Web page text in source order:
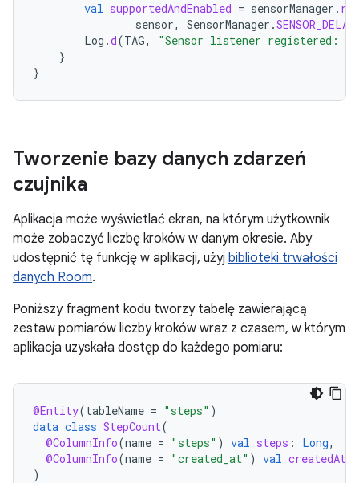
val supportedAndEnabled = sensorManager .
sensor, SensorManager .
Log .d(TAG, "Sensor listener registered:
}
}
Tworzenie bazy danych zdarzeń
czujnika
Aplikacja może wyświetlać ekran, na którym użytkownik
może zobaczyć liczbę kroków w danym okresie. Aby
udostępnić tę funkcję w aplikacji, użyj biblioteki trwałości
danych Room.
Poniższy fragment kodu tworzy tabelę zawierającą
zestaw pomiarów liczby kroków wraz z czasem, w którym
aplikacja uzyskała dostęp do każdego pomiaru:
@Entity(tableName = "steps" )
data class StepCount(
@ColumnInfo(name = "steps" ) val steps : Long,
@ColumnInfo(name = "created_at" ) val createdAt
)